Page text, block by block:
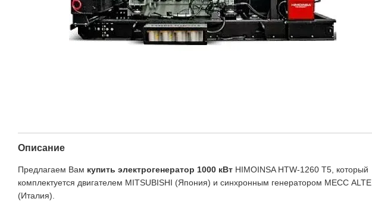
Описание
Предлагаем Вам купить электрогенератор 1000 кВт HIMOINSA HTW-1260 T5, который
комплектуется двигателем MITSUBISHI (Япония) и синхронным генератором MECC ALTE
(Италия).